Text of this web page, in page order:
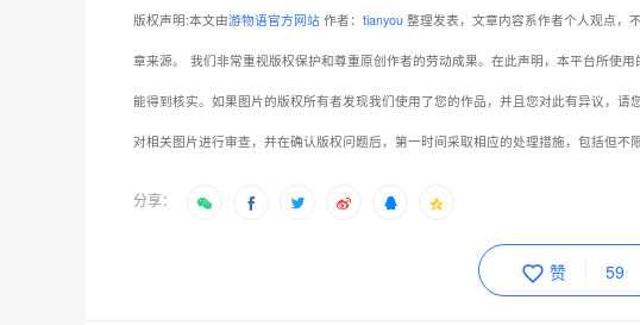
版权声明:本文由游物语官方网站 作者： tianyou 整理发表，文章内容系作者个人观点，
章来源。 我们非常重视版权保护和尊重原创作者的劳动成果。在此声明，本平台所使
能得到核实。如果图片的版权所有者发现我们使用了您的作品，并且您对此有异议，
对相关图片进行审查，并在确认版权问题后，第一时间采取相应的处理措施，包括但不
分享：
赞 59